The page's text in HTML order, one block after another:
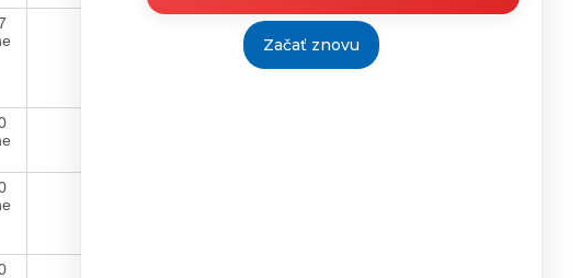
Mgr. Ing.
Funderáková
riaditeľka
6.10.2022
Začať znovu